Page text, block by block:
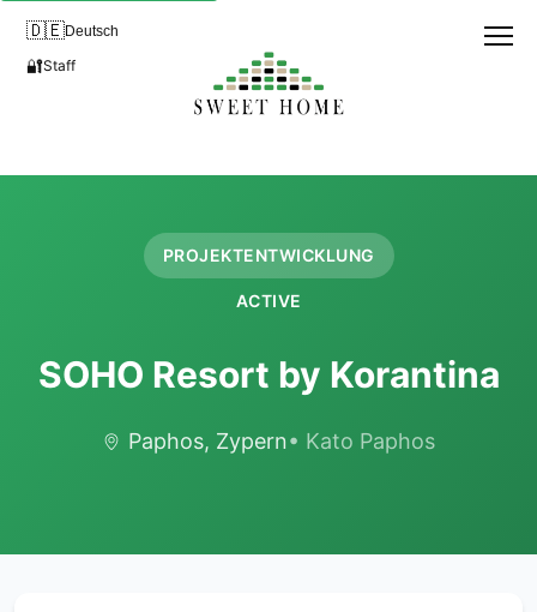
🇩🇪Deutsch
🔐Staff
PROJEKTENTWICKLUNG
ACTIVE
SOHO Resort by Korantina
Paphos, Zypern• Kato Paphos